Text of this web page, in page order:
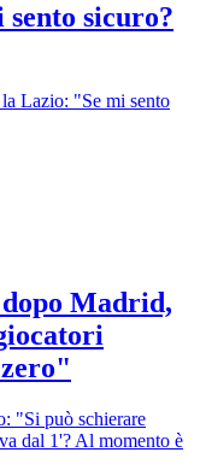
sicuro?
Lazio: "Se mi sento
Madrid,
"Si può schierare
dal 1'? Al momento è